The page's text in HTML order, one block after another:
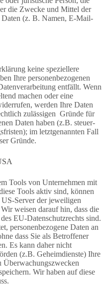
die Zwecke und Mittel der
Daten (z. B. Namen, E-Mail-
keine speziellere
Ihre personenbezogenen
entfällt. Wenn
machen oder eine
werden Ihre Daten
zulässigen Gründe für
Daten haben (z.B. steuer-
im letztgenannten Fall
Gründe.
Tools von Unternehmen mit
Tools aktiv sind, können
Server der jeweiligen
weisen darauf hin, dass die
EU-Datenschutzrechts sind.
personenbezogene Daten an
dass Sie als Betroffener
Es kann daher nicht
(z.B. Geheimdienste) Ihre
Überwachungszwecken
Wir haben auf diese